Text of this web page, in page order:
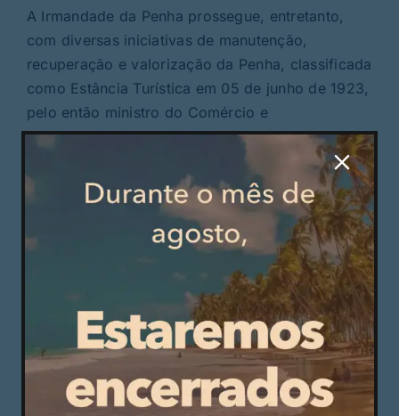
A Irmandade da Penha prossegue, entretanto,
com diversas iniciativas de manutenção,
recuperação e valorização da Penha, classificada
como Estância Turística em 05 de junho de 1923,
pelo então ministro do Comércio e
Comunicações João Vaz Guedes.
Um ex-libris da
hotelaria
vimaranense
O hotel da Penha tem um espaço especial no
imaginário da hotelaria vimaranense. A raiz